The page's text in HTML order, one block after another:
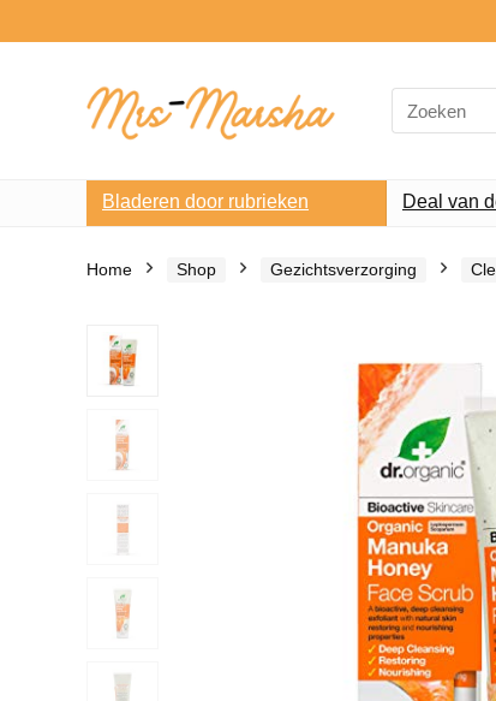
Search
for:
Bladeren door rubrieken Deal van
Home Shop Gezichtsverzorging